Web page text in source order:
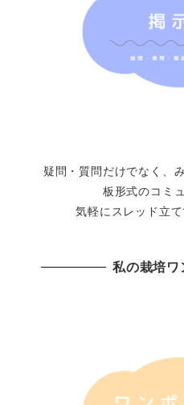
疑問・質問だけでなく、
板形式のコミ
気軽にスレッド立
私の栽培ワ